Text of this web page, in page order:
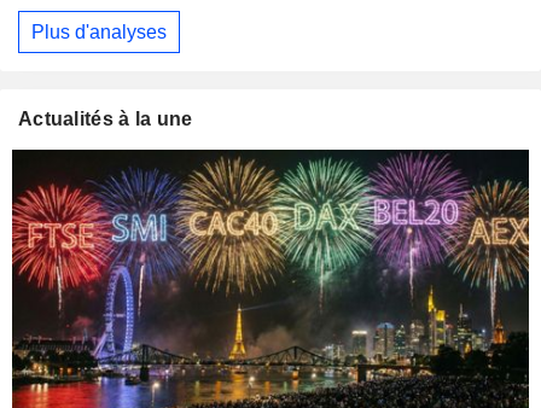
Plus d'analyses
Actualités à la une